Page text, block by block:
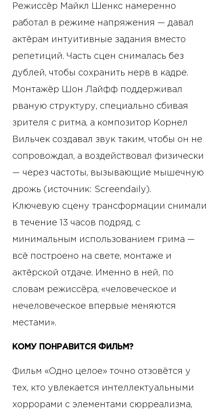
Режиссёр Майкл Шенкс намеренно
работал в режиме напряжения — давал
актёрам интуитивные задания вместо
репетиций. Часть сцен снималась без
дублей, чтобы сохранить нерв в кадре.
Монтажёр Шон Лайфф поддерживал
рваную структуру, специально сбивая
зрителя с ритма, а композитор Корнел
Вильчек создавал звук таким, чтобы он не
сопровождал, а воздействовал физически
— через частоты, вызывающие мышечную
дрожь (источник: Screendaily).
Ключевую сцену трансформации снимали
в течение 13 часов подряд, с
минимальным использованием грима —
всё построено на свете, монтаже и
актёрской отдаче. Именно в ней, по
словам режиссёра, «человеческое и
нечеловеческое впервые меняются
местами».
КОМУ ПОНРАВИТСЯ ФИЛЬМ?
Фильм «Одно целое» точно отзовётся у
тех, кто увлекается интеллектуальными
хоррорами с элементами сюрреализма,